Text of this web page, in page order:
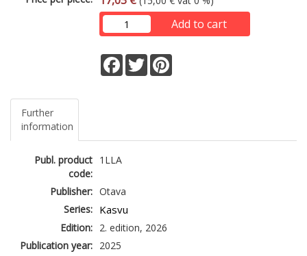
Add to cart
Facebook
Twitter
Further
information
Publ. product
code:
1LLA
Publisher: Otava
Series: Kasvu
Edition: 2. edition, 2026
Publication year: 2025